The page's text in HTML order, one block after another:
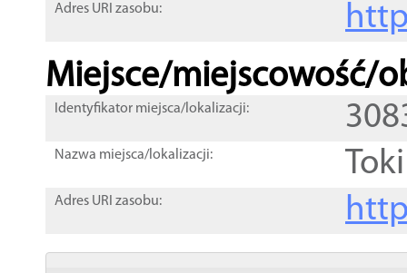
Adres URI zasobu:
Miejsce/miejscowość/
Identyfikator miejsca/lokalizacji:
Nazwa miejsca/lokalizacji: Toki
Adres URI zasobu: